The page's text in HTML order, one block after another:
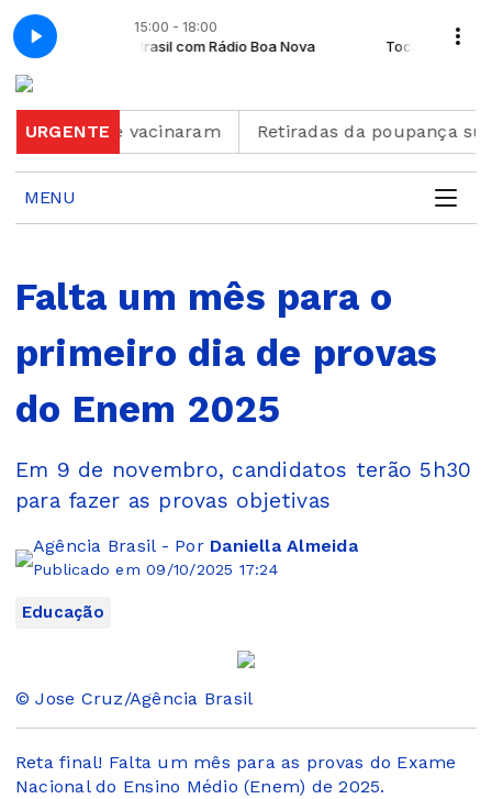
15:00 - 18:00
Toca Brasil com Rádio Boa Nova Toca Brasil com
URGENTE
16 não se vacinaram Retiradas da poupança
MENU
Falta um mês para o
primeiro dia de provas
do Enem 2025
Em 9 de novembro, candidatos terão 5h30
para fazer as provas objetivas
Agência Brasil - Por Daniella Almeida
Publicado em 09/10/2025 17:24
Educação
© Jose Cruz/Agência Brasil
Reta final! Falta um mês para as provas do Exame
Nacional do Ensino Médio (Enem) de 2025.